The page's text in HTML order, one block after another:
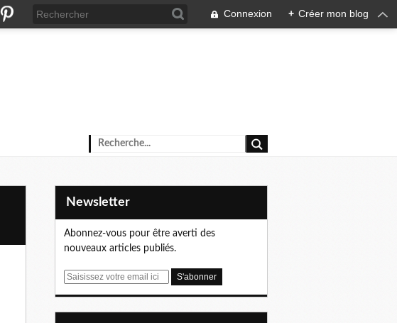
Connexion + Créer mon blog
Newsletter
Abonnez-vous pour être averti des
nouveaux articles publiés.
E